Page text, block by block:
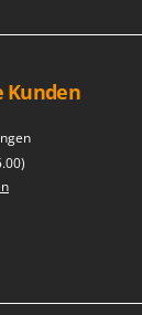
Kunden